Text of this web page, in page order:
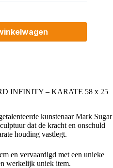
INFINITY – KARATE 58 x 25
kunstenaar Mark Sugar
dat de kracht en onschuld
houding vastlegt.
en vervaardigd met een unieke
werkelijk uniek item.